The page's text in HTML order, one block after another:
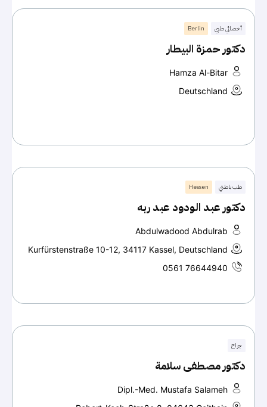
أخصائي طبي Berlin
دكتور حمزة البيطار
Hamza Al-Bitar
Deutschland
طب باطني Hessen
دكتور عبد الودود عبد ربه
Abdulwadood Abdulrab
Kurfürstenstraße 10-12, 34117 Kassel, Deutschland
0561 76644940
جراح
دكتور مصطفى سلامة
Dipl.-Med. Mustafa Salameh